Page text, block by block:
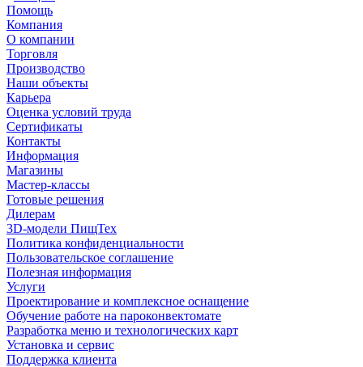
Помощь
Компания
О компании
Торговля
Производство
Наши объекты
Карьера
Оценка условий труда
Сертификаты
Контакты
Информация
Магазины
Мастер-классы
Готовые решения
Дилерам
3D-модели ПищТех
Политика конфиденциальности
Пользовательское соглашение
Полезная информация
Услуги
Проектирование и комплексное оснащение
Обучение работе на пароконвектомате
Разработка меню и технологических карт
Установка и сервис
Поддержка клиента